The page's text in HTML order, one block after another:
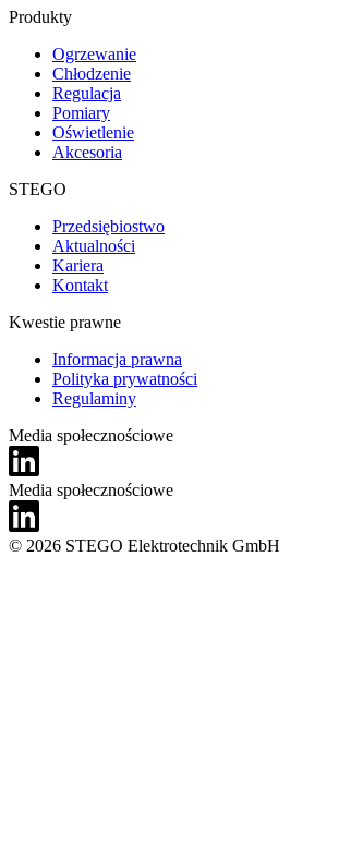
Produkty
Ogrzewanie
Chłodzenie
Regulacja
Pomiary
Oświetlenie
Akcesoria
STEGO
Przedsiębiostwo
Aktualności
Kariera
Kontakt
Kwestie prawne
Informacja prawna
Polityka prywatności
Regulaminy
Media społecznościowe
Media społecznościowe
© 2026 STEGO Elektrotechnik GmbH